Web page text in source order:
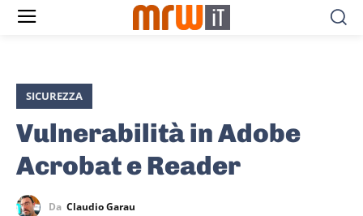
SICUREZZA
Vulnerabilità in Adobe
Acrobat e Reader
Da Claudio Garau